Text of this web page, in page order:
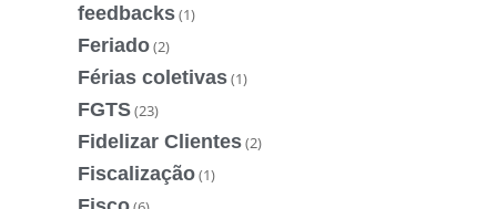
feedbacks(1)
Feriado(2)
Férias coletivas(1)
FGTS(23)
Fidelizar Clientes(2)
Fiscalização(1)